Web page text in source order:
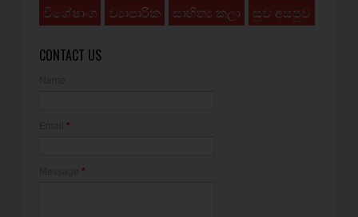
විශේෂාංග
ව්‍යාපාරික සාහිත්‍ය කලා සුව අසපුව
CONTACT US
*
*